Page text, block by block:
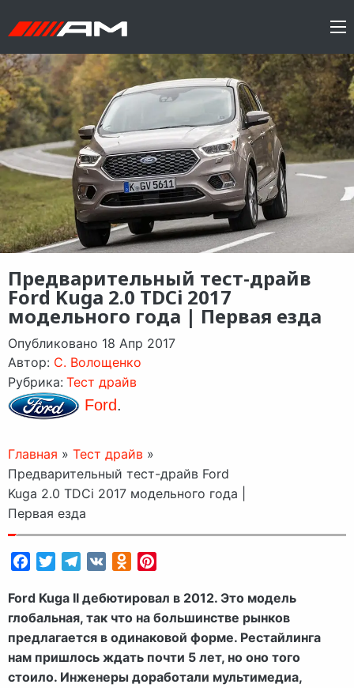
Предварительный тест-драйв
Ford Kuga 2.0 TDCi 2017
модельного года | Первая езда
Опубликовано 18 Апр 2017
Автор: C. Волощенко
Рубрика: Тест драйв
Ford.
Главная » Тест драйв »
Предварительный тест-драйв Ford
Kuga 2.0 TDCi 2017 модельного года |
Первая езда
FacebookTwitterTelegram
VK Odnoklassniki
Ford Kuga II дебютировал в 2012. Это модель
глобальная, так что на большинстве рынков
предлагается в одинаковой форме. Рестайлинга
нам пришлось ждать почти 5 лет, но оно того
стоило. Инженеры доработали мультимедиа,